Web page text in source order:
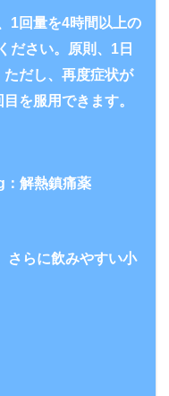
1回量を4時間以上の
ださい。原則、1日
ただし、再度症状が
を服用できます。
：解熱鎮痛薬
さらに飲みやすい小